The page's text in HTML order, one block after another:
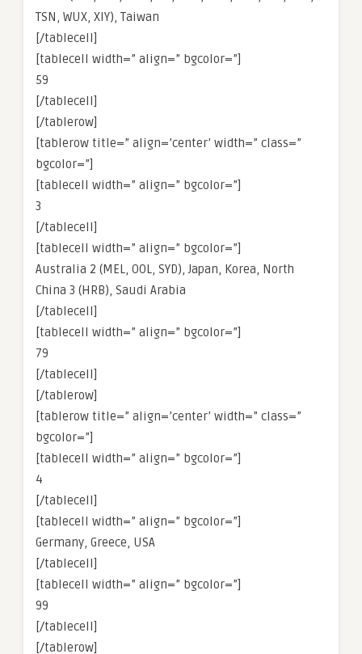
TSN, WUX, XIY), Taiwan
[/tablecell]
[tablecell width=” align=” bgcolor=”]
59
[/tablecell]
[/tablerow]
[tablerow title=” align=’center’ width=” class=”
bgcolor=”]
[tablecell width=” align=” bgcolor=”]
3
[/tablecell]
[tablecell width=” align=” bgcolor=”]
Australia 2 (MEL, OOL, SYD), Japan, Korea, North
China 3 (HRB), Saudi Arabia
[/tablecell]
[tablecell width=” align=” bgcolor=”]
79
[/tablecell]
[/tablerow]
[tablerow title=” align=’center’ width=” class=”
bgcolor=”]
[tablecell width=” align=” bgcolor=”]
4
[/tablecell]
[tablecell width=” align=” bgcolor=”]
Germany, Greece, USA
[/tablecell]
[tablecell width=” align=” bgcolor=”]
99
[/tablecell]
[/tablerow]